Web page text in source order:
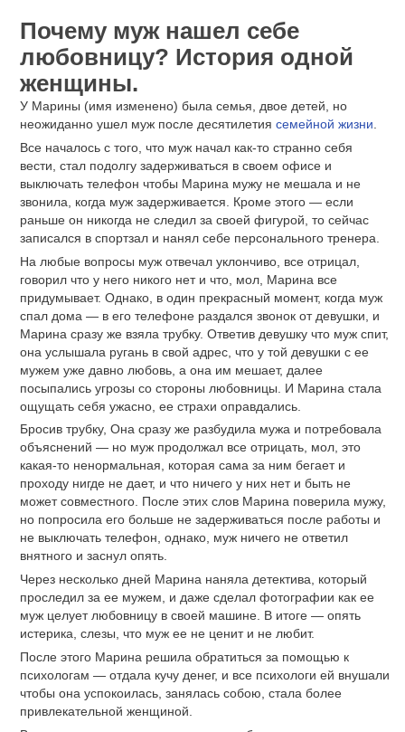
Почему муж нашел себе
любовницу? История одной
женщины.
У Марины (имя изменено) была семья, двое детей, но
неожиданно ушел муж после десятилетия семейной жизни
Все началось с того, что муж начал как-то странно себя
вести, стал подолгу задерживаться в своем офисе и
выключать телефон чтобы Марина мужу не мешала и не
звонила, когда муж задерживается. Кроме этого — если
раньше он никогда не следил за своей фигурой, то сейчас
записался в спортзал и нанял себе персонального тренера.
На любые вопросы муж отвечал уклончиво, все отрицал,
говорил что у него никого нет и что, мол, Марина все
придумывает. Однако, в один прекрасный момент, когда муж
спал дома — в его телефоне раздался звонок от девушки, и
Марина сразу же взяла трубку. Ответив девушку что муж спит,
она услышала ругань в свой адрес, что у той девушки с ее
мужем уже давно любовь, а она им мешает, далее
посыпались угрозы со стороны любовницы. И Марина стала
ощущать себя ужасно, ее страхи оправдались.
Бросив трубку, Она сразу же разбудила мужа и потребовала
объяснений — но муж продолжал все отрицать, мол, это
какая-то ненормальная, которая сама за ним бегает и
проходу нигде не дает, и что ничего у них нет и быть не
может совместного. После этих слов Марина поверила мужу,
но попросила его больше не задерживаться после работы и
не выключать телефон, однако, муж ничего не ответил
внятного и заснул опять.
Через несколько дней Марина наняла детектива, который
проследил за ее мужем, и даже сделал фотографии как ее
муж целует любовницу в своей машине. В итоге — опять
истерика, слезы, что муж ее не ценит и не любит.
После этого Марина решила обратиться за помощью к
психологам — отдала кучу денег, и все психологи ей внушали
чтобы она успокоилась, занялась собою, стала более
привлекательной женщиной.